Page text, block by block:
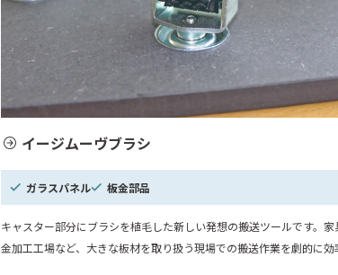
イージムーヴブラシ
ガラスパネル 板金部品
キャスター部分にブラシを植毛した新しい発想の搬送ツールです。
金加工工場など、大きな板材を取り扱う現場での搬送作業を劇的に効